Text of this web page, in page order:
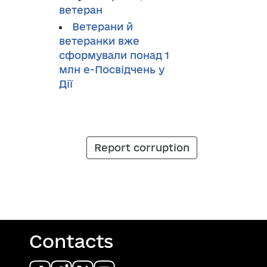
ветеран
Ветерани й
ветеранки вже
сформували понад 1
млн е-Посвідчень у
Дії
Report corruption
Contacts